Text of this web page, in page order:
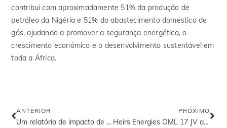
contribui com aproximadamente 51% da produção de
petróleo da Nigéria e 51% do abastecimento doméstico de
gás, ajudando a promover a segurança energética, o
crescimento económico e o desenvolvimento sustentável em
toda a África.
ANTERIOR
Um relatório de impacto de 15 anos
PRÓXIMO
Heirs Energies OML 17 JV and Redtech Commission Integrated Operations Monitoring Centre to Accelerate Digital Oilfield Operations